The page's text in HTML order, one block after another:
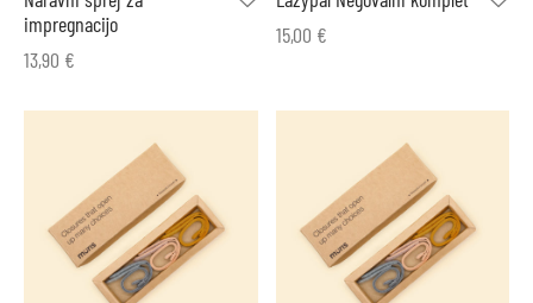
impregnacijo
13,90 €
15,00 €